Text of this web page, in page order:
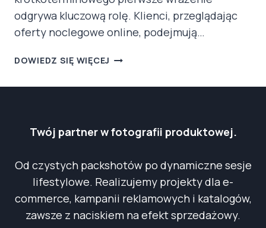
odgrywa kluczową rolę. Klienci, przeglądając
oferty noclegowe online, podejmują…
DOWIEDZ SIĘ WIĘCEJ FOTOGRAFIA
DLA
NAJMU
KRÓTKOTERMINOWEGO
JAK
PROFESJONALNE
ZDJĘCIA
REZERWACJE
Twój partner w fotografii produktowej.
Od czystych packshotów po dynamiczne sesje
lifestylowe. Realizujemy projekty dla e-
commerce, kampanii reklamowych i katalogów,
zawsze z naciskiem na efekt sprzedażowy.